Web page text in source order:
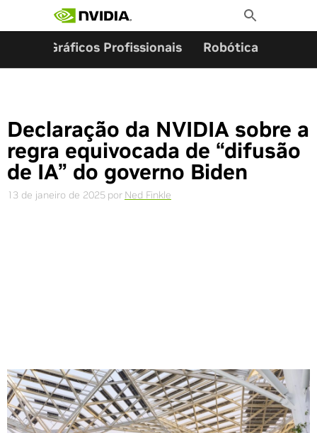
Toggle
Search
Gráficos Profissionais Robótica
Declaração da NVIDIA sobre a
regra equivocada de “difusão
de IA” do governo Biden
13 de janeiro de 2025 por Ned Finkle
Compartilhe